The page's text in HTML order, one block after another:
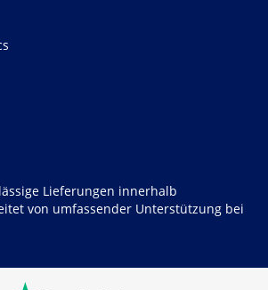
Lieferungen innerhalb
von umfassender Unterstützung bei